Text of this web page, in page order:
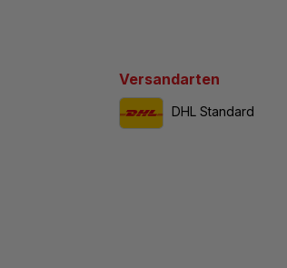
Versandarten
DHL Standard